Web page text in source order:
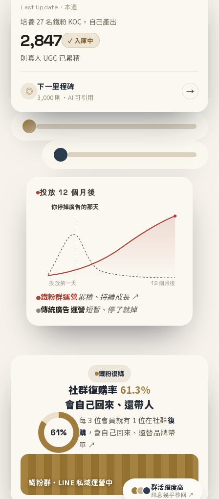
Last Update・本週
培養 27 名鐵粉 KOC，自己產出
2,847 ✓ 入庫中
則真人 UGC 已累積
◎ 下一里程碑
3,000 則・AI 可引用
→
投放 12 個月後
你停掉廣告的那天
投放第一天 12 個月後
鐵粉群運營累積、持續成長 ↗
傳統廣告運營短暫、停了就掉
鐵粉復購
社群復購率 61.3%
會自己回來、還帶人
61%
每 3 位會員就有 1 位在社群復
購 ，會自己回來、還替品牌帶
單 ↗
鐵粉群・LINE 私域運營中 群活躍度高
訊息幾乎秒回 ↗